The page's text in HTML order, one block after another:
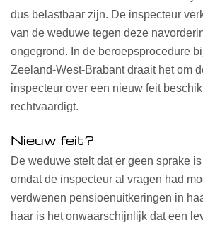
dus belastbaar zijn. De inspecteur
van de weduwe tegen deze
ongegrond. In de beroepsprocedure
Zeeland-West-Brabant draait het om
inspecteur over een nieuw feit
rechtvaardigt.
Nieuw feit?
De weduwe stelt dat er geen sprake
omdat de inspecteur al vragen had
verdwenen pensioenuitkeringen in
haar is het onwaarschijnlijk dat een